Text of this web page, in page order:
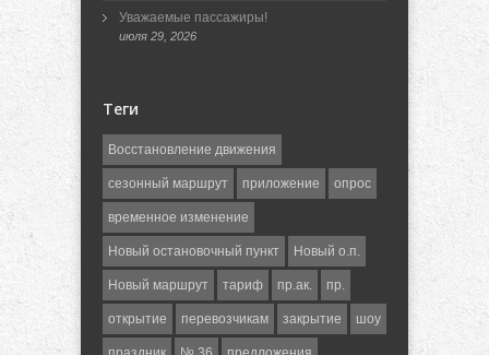
Уважаемые пассажиры!
июля 29, 2026
Теги
Восстановление движения
сезонный маршрут приложение опрос
временное изменение
Новый остановочный пункт Новый о.п.
Новый маршрут тариф пр.ак. пр.
открытие перевозчикам закрытие шоу